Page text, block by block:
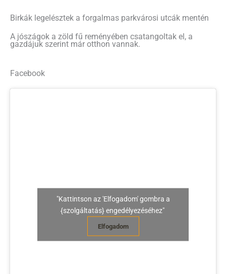
Birkák legelésztek a forgalmas parkvárosi utcák mentén
A jószágok a zöld fű reményében csatangoltak el, a
gazdájuk szerint már otthon vannak.
Facebook
"Kattintson az 'Elfogadom' gombra a
{szolgáltatás} engedélyezéséhez"
Elfogadom